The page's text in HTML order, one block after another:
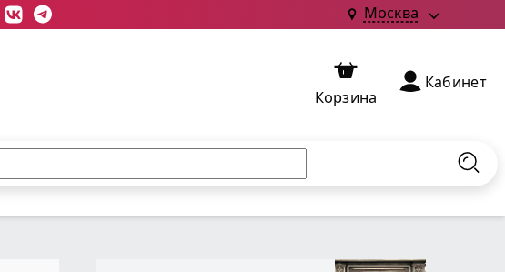
Москва
Корзина
Кабинет